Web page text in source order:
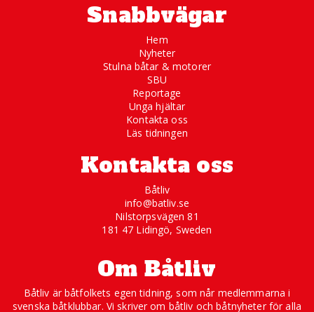
Snabbvägar
Hem
Nyheter
Stulna båtar & motorer
SBU
Reportage
Unga hjältar
Kontakta oss
Läs tidningen
Kontakta oss
Båtliv
info@batliv.se
Nilstorpsvägen 81
181 47 Lidingö, Sweden
Om Båtliv
Båtliv är båtfolkets egen tidning, som når medlemmarna i
svenska båtklubbar. Vi skriver om båtliv och båtnyheter för alla